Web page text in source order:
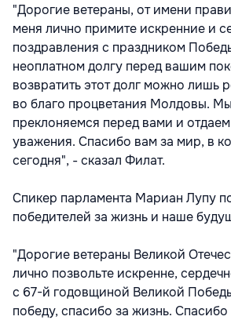
"Дорогие ветераны, от имени
меня лично примите искренние и
поздравления с праздником
неоплатном долгу перед вашим
возвратить этот долг можно лишь
во благо процветания Молдовы.
преклоняемся перед вами и
уважения. Спасибо вам за мир, в
сегодня", - сказал Филат.
Спикер парламента Мариан Лупу
победителей за жизнь и наше
"Дорогие ветераны Великой
лично позвольте искренне,
с 67-й годовщиной Великой
победу, спасибо за жизнь.